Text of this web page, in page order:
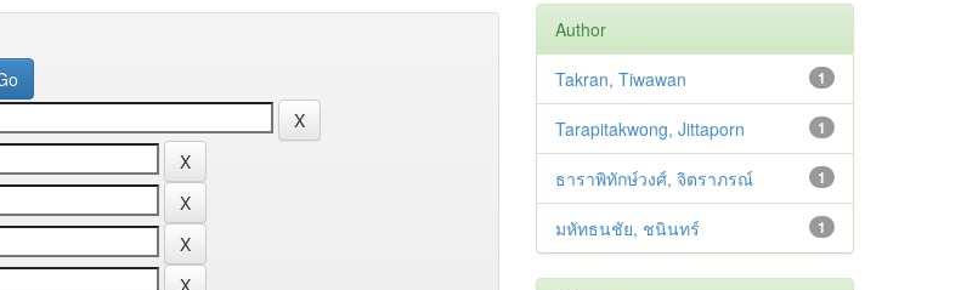
Author
1
Takran, Tiwawan
1
Tarapitakwong, Jittaporn
1
ธาราพิทักษ์วงศ์, จิตราภรณ์
1
มหัทธนชัย, ชนินทร์